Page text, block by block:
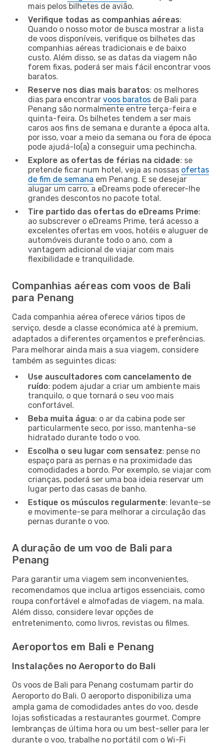
mais pelos bilhetes de avião.
Verifique todas as companhias aéreas:
Quando o nosso motor de busca mostrar a lista
de voos disponíveis, verifique os bilhetes das
companhias aéreas tradicionais e de baixo
custo. Além disso, se as datas da viagem não
forem fixas, poderá ser mais fácil encontrar voos
baratos.
Reserve nos dias mais baratos: os melhores
dias para encontrar voos baratos de Bali para
Penang são normalmente entre terça-feira e
quinta-feira. Os bilhetes tendem a ser mais
caros aos fins de semana e durante a época alta,
por isso, voar a meio da semana ou fora de época
pode ajudá-lo(a) a conseguir uma pechincha.
Explore as ofertas de férias na cidade: se
pretende ficar num hotel, veja as nossas ofertas
de fim de semana em Penang. E se desejar
alugar um carro, a eDreams pode oferecer-lhe
grandes descontos no pacote total.
Tire partido das ofertas do eDreams Prime:
ao subscrever o eDreams Prime, terá acesso a
excelentes ofertas em voos, hotéis e aluguer de
automóveis durante todo o ano, com a
vantagem adicional de viajar com mais
flexibilidade e tranquilidade.
Companhias aéreas com voos de Bali
para Penang
Cada companhia aérea oferece vários tipos de
serviço, desde a classe económica até à premium,
adaptados a diferentes orçamentos e preferências.
Para melhorar ainda mais a sua viagem, considere
também as seguintes dicas:
Use auscultadores com cancelamento de
ruído: podem ajudar a criar um ambiente mais
tranquilo, o que tornará o seu voo mais
confortável.
Beba muita água: o ar da cabina pode ser
particularmente seco, por isso, mantenha-se
hidratado durante todo o voo.
Escolha o seu lugar com sensatez: pense no
espaço para as pernas e na proximidade das
comodidades a bordo. Por exemplo, se viajar com
crianças, poderá ser uma boa ideia reservar um
lugar perto das casas de banho.
Estique os músculos regularmente: levante-se
e movimente-se para melhorar a circulação das
pernas durante o voo.
A duração de um voo de Bali para
Penang
Para garantir uma viagem sem inconvenientes,
recomendamos que inclua artigos essenciais, como
roupa confortável e almofadas de viagem, na mala.
Além disso, considere levar opções de
entretenimento, como livros, revistas ou filmes.
Aeroportos em Bali e Penang
Instalações no Aeroporto do Bali
Os voos de Bali para Penang costumam partir do
Aeroporto do Bali. O aeroporto disponibiliza uma
ampla gama de comodidades antes do voo, desde
lojas sofisticadas a restaurantes gourmet. Compre
lembranças de última hora ou um best-seller para ler
durante o voo, trabalhe no portátil com o Wi-Fi